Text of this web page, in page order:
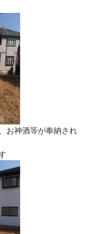
お神酒等が奉納され